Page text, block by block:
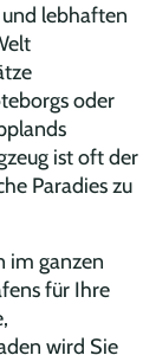
lebhaften
oder
ist oft der
Paradies zu
im ganzen
für Ihre
wird Sie